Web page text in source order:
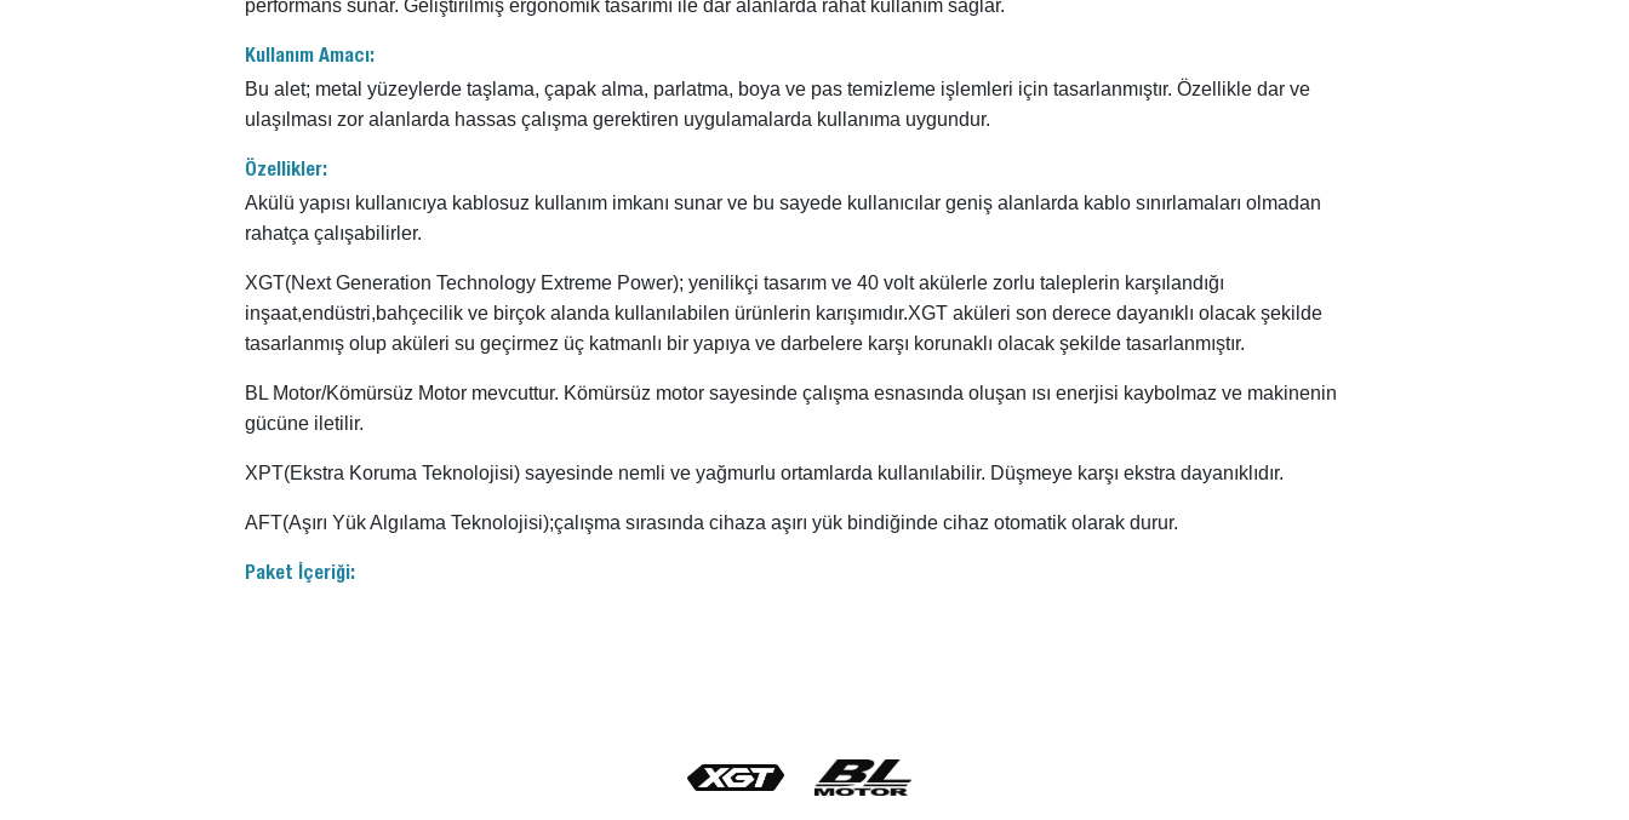
performans sunar. Geliştirilmiş ergonomik tasarımı ile dar alanlarda rahat kullanım sağlar.
Kullanım Amacı:
Bu alet; metal yüzeylerde taşlama, çapak alma, parlatma, boya ve pas temizleme işlemleri için tasarlanmıştır. Özellikle dar ve
ulaşılması zor alanlarda hassas çalışma gerektiren uygulamalarda kullanıma uygundur.
Özellikler:
Akülü yapısı kullanıcıya kablosuz kullanım imkanı sunar ve bu sayede kullanıcılar geniş alanlarda kablo sınırlamaları olmadan
rahatça çalışabilirler.
XGT(Next Generation Technology Extreme Power); yenilikçi tasarım ve 40 volt akülerle zorlu taleplerin karşılandığı
inşaat,endüstri,bahçecilik ve birçok alanda kullanılabilen ürünlerin karışımıdır.XGT aküleri son derece dayanıklı olacak şekilde
tasarlanmış olup aküleri su geçirmez üç katmanlı bir yapıya ve darbelere karşı korunaklı olacak şekilde tasarlanmıştır.
BL Motor/Kömürsüz Motor mevcuttur. Kömürsüz motor sayesinde çalışma esnasında oluşan ısı enerjisi kaybolmaz ve makinenin
gücüne iletilir.
XPT(Ekstra Koruma Teknolojisi) sayesinde nemli ve yağmurlu ortamlarda kullanılabilir. Düşmeye karşı ekstra dayanıklıdır.
AFT(Aşırı Yük Algılama Teknolojisi);çalışma sırasında cihaza aşırı yük bindiğinde cihaz otomatik olarak durur.
Paket İçeriği: